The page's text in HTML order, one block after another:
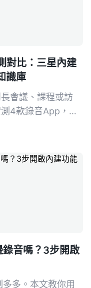
對比：三星內建
識庫
會議、課程或訪
4款錄音App，從
音嗎？3步開啟
多。本文教你用